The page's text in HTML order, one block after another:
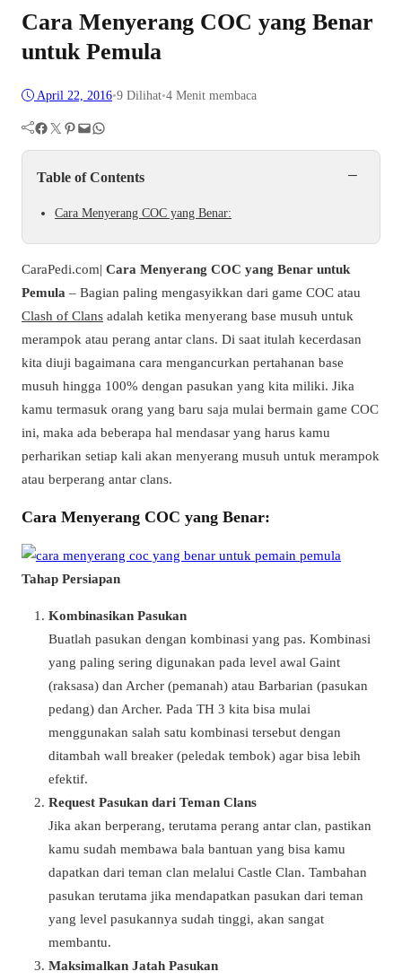
Cara Menyerang COC yang Benar
untuk Pemula
April 22, 2016•9 Dilihat•4 Menit membaca
Facebook Twitter Pinterest Mail WhatsApp
Table of Contents −
Cara Menyerang COC yang Benar:
CaraPedi.com| Cara Menyerang COC yang Benar untuk
Pemula – Bagian paling mengasyikkan dari game COC atau
Clash of Clans adalah ketika menyerang base musuh untuk
merampok atau perang antar clans. Di saat itulah kecerdasan
kita diuji bagaimana cara mengancurkan pertahanan base
musuh hingga 100% dengan pasukan yang kita miliki. Jika
kamu termasuk orang yang baru saja mulai bermain game COC
ini, maka ada beberapa hal mendasar yang harus kamu
perharikan setiap kali akan menyerang musuh untuk merampok
atau berperang antar clans.
Cara Menyerang COC yang Benar:
Tahap Persiapan
Kombinasikan Pasukan
Buatlah pasukan dengan kombinasi yang pas. Kombinasi
yang paling sering digunakan pada level awal Gaint
(raksasa) dan Archer (pemanah) atau Barbarian (pasukan
pedang) dan Archer. Pada TH 3 kita bisa mulai
menggunakan salah satu kombinasi tersebut dengan
ditambah wall breaker (peledak tembok) agar bisa lebih
efektif.
Request Pasukan dari Teman Clans
Jika akan berperang, terutama perang antar clan, pastikan
kamu sudah membawa bala bantuan yang bisa kamu
dapatkan dari teman clan melalui Castle Clan. Tambahan
pasukan terutama jika mendapatkan pasukan dari teman
yang level pasukannya sudah tinggi, akan sangat
membantu.
Maksimalkan Jatah Pasukan